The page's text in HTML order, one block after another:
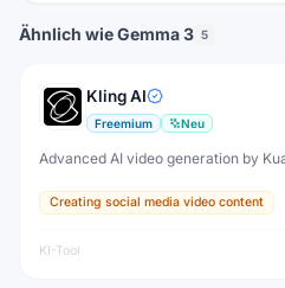
Ähnlich wie Gemma 3 5
Kling AI
Freemium Neu
Advanced AI video generation by
Creating social media video content
KI-Tool